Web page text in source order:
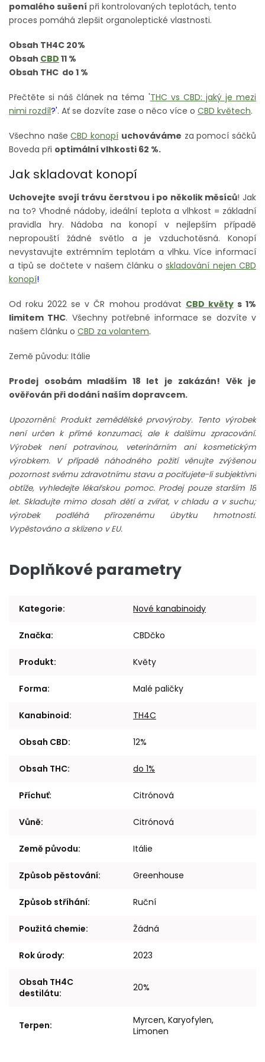
pomalého sušení při kontrolovaných teplotách, tento
proces pomáhá zlepšit organoleptické vlastnosti.
Obsah TH4C 20%
Obsah CBD 11 %
Obsah THC do 1 %
Přečtěte si náš článek na téma 'THC vs CBD: jaký je mezi
nimi rozdíl?'. Ať se dozvíte zase o něco více o CBD květech.
Všechno našeCBD konopí uchováváme za pomocí sáčků
Boveda při optimální vlhkosti 62 %.
Jak skladovat konopí
Uchovejte svojí trávu čerstvou i po několik měsíců! Jak
na to? Vhodné nádoby, ideální teplota a vlhkost = základní
pravidla hry. Nádoba na konopí v nejlepším případě
nepropouští žádné světlo a je vzduchotěsná. Konopí
nevystavujte extrémním teplotám a vlhku. Více informací
a tipů se dočtete v našem článku o skladování nejen CBD
konopí!
Od roku 2022 se v ČR mohou prodávat CBD květys 1%
limitem THC. Všechny potřebné informace se dozvíte v
našem článku o CBD za volantem.
Země původu: Itálie
Prodej osobám mladším 18 let je zakázán! Věk je
ověřován při dodání naším dopravcem.
Upozornění: Produkt zemědělské prvovýroby. Tento výrobek
není určen k přímé konzumaci, ale k dalšímu zpracování.
Výrobek není potravinou, veterinárním ani kosmetickým
výrobkem. V případě náhodného požití věnujte zvýšenou
pozornost svému zdravotnímu stavu a pociťujete-li subjektivní
obtíže, vyhledejte lékařskou pomoc. Prodej pouze starším 18
let. Skladujte mimo dosah dětí a zvířat, v chladu a v suchu;
výrobek podléhá přirozenému úbytku hmotnosti.
Vypěstováno a sklizeno v EU.
Doplňkové parametry
Kategorie: Nové kanabinoidy
Značka: CBDčko
Produkt: Květy
Forma: Malé paličky
Kanabinoid: TH4C
Obsah CBD: 12%
Obsah THC: do 1%
Příchuť: Citrónová
Vůně: Citrónová
Země původu: Itálie
Způsob pěstování: Greenhouse
Způsob stříhání: Ruční
Použitá chemie: Žádná
Rok úrody: 2023
Obsah TH4C
destilátu: 20%
Terpen:
Myrcen, Karyofylen,
Limonen